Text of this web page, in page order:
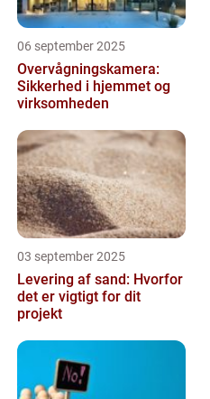
06 september 2025
Overvågningskamera:
Sikkerhed i hjemmet og
virksomheden
03 september 2025
Levering af sand: Hvorfor
det er vigtigt for dit
projekt